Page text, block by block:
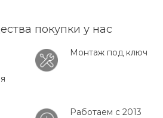
покупки у нас
Монтаж под ключ
Работаем с 2013